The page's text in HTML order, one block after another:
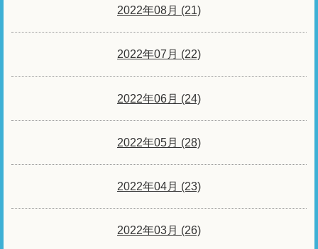
2022年08月 (21)
2022年07月 (22)
2022年06月 (24)
2022年05月 (28)
2022年04月 (23)
2022年03月 (26)